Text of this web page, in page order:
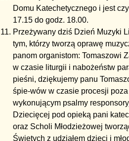
Domu Katechetycznego i jest
17.15 do godz. 18.00.
Przeżywany dziś Dzień Muzyki
tym, którzy tworzą oprawę
panom organistom: Tomaszowi
w czasie liturgii i nabożeństw
pieśni, dziękujemy panu
śpie-wów w czasie procesji poza
wykonującym psalmy
Dziecięcej pod opieką pani
oraz Scholi Młodzieżowej
Świętych z udziałem dzieci i